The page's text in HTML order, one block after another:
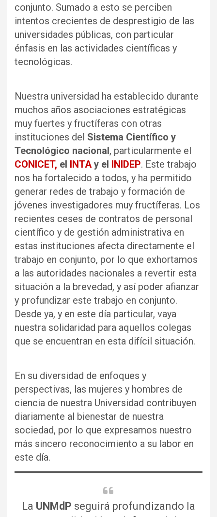
conjunto. Sumado a esto se perciben
intentos crecientes de desprestigio de las
universidades públicas, con particular
énfasis en las actividades científicas y
tecnológicas.
Nuestra universidad ha establecido durante
muchos años asociaciones estratégicas
muy fuertes y fructíferas con otras
instituciones del Sistema Científico y
Tecnológico nacional, particularmente el
CONICET, el INTAy el INIDEP. Este trabajo
nos ha fortalecido a todos, y ha permitido
generar redes de trabajo y formación de
jóvenes investigadores muy fructíferas. Los
recientes ceses de contratos de personal
científico y de gestión administrativa en
estas instituciones afecta directamente el
trabajo en conjunto, por lo que exhortamos
a las autoridades nacionales a revertir esta
situación a la brevedad, y así poder afianzar
y profundizar este trabajo en conjunto.
Desde ya, y en este día particular, vaya
nuestra solidaridad para aquellos colegas
que se encuentran en esta difícil situación.
En su diversidad de enfoques y
perspectivas, las mujeres y hombres de
ciencia de nuestra Universidad contribuyen
diariamente al bienestar de nuestra
sociedad, por lo que expresamos nuestro
más sincero reconocimiento a su labor en
este día.
La UNMdP seguirá profundizando la